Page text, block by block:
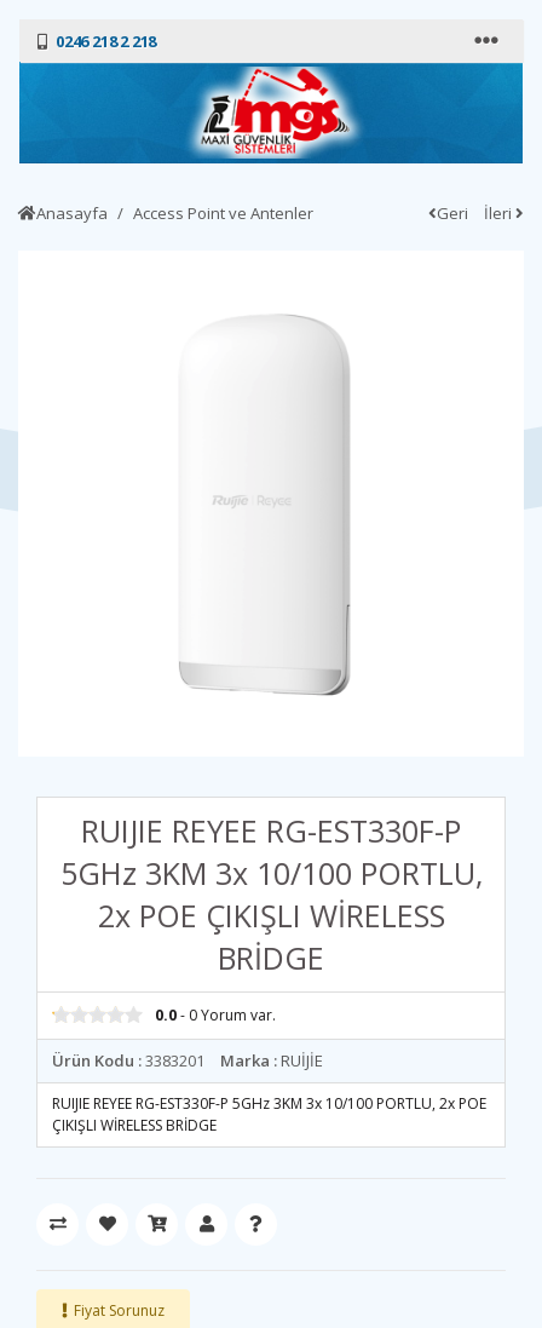
0246 218 2 218
Anasayfa Access Point ve Antenler Geri İleri
RUIJIE REYEE RG-EST330F-P
5GHz 3KM 3x 10/100 PORTLU,
2x POE ÇIKIŞLI WİRELESS
BRİDGE
0.0- 0 Yorum var.
Ürün Kodu :3383201 Marka :RUİJİE
RUIJIE REYEE RG-EST330F-P 5GHz 3KM 3x 10/100 PORTLU, 2x POE
ÇIKIŞLI WİRELESS BRİDGE
Fiyat Sorunuz